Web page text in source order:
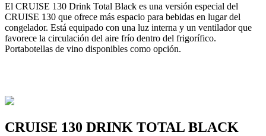
El CRUISE 130 Drink Total Black es una versión especial del
CRUISE 130 que ofrece más espacio para bebidas en lugar del
congelador. Está equipado con una luz interna y un ventilador que
favorece la circulación del aire frío dentro del frigorífico.
Portabotellas de vino disponibles como opción.
CRUISE 130 DRINK TOTAL BLACK